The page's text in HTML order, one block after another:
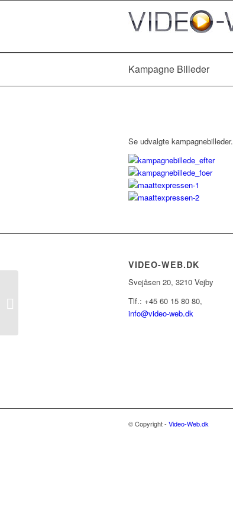
Kampagne Billeder
Se udvalgte kampagnebilleder.
VIDEO-WEB.DK
Svejåsen 20, 3210 Vejby
Tlf.: +45 60 15 80 80,
info@video-web.dk
© Copyright - Video-Web.dk